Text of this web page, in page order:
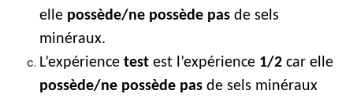
elle possède/ne possède pas de sels
minéraux.
L’expérience test est l’expérience 1/2
possède/ne possède pas de sels minéraux